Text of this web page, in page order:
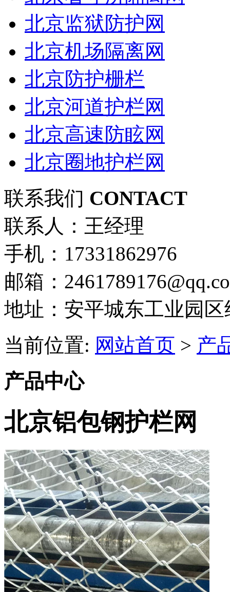
北京监狱防护网
北京机场隔离网
北京防护栅栏
北京河道护栏网
北京高速防眩网
北京圈地护栏网
联系我们 CONTACT
联系人：王经理
手机：17331862976
邮箱：
地址：安平城东工业园区
当前位置: 网站首页 > 产
产品中心
北京铝包钢护栏网